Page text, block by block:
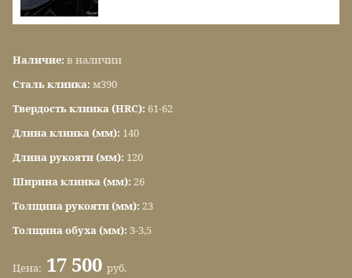
Наличие: в наличии
Сталь клинка: м390
Твердость клинка (HRC): 61-62
Длина клинка (мм): 140
Длина рукояти (мм): 120
Ширина клинка (мм): 26
Толщина рукояти (мм): 23
Толщина обуха (мм): 3-3,5
Цена: 17 500 руб.